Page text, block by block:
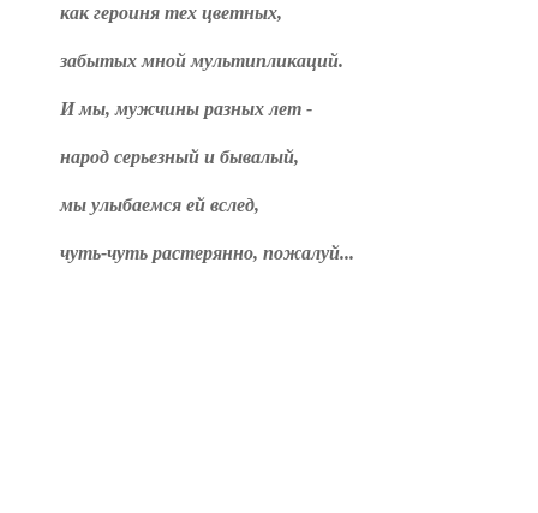
как героиня тех цветных,
забытых мной мультипликаций.
И мы, мужчины разных лет -
народ серьезный и бывалый,
мы улыбаемся ей вслед,
чуть-чуть растерянно, пожалуй...